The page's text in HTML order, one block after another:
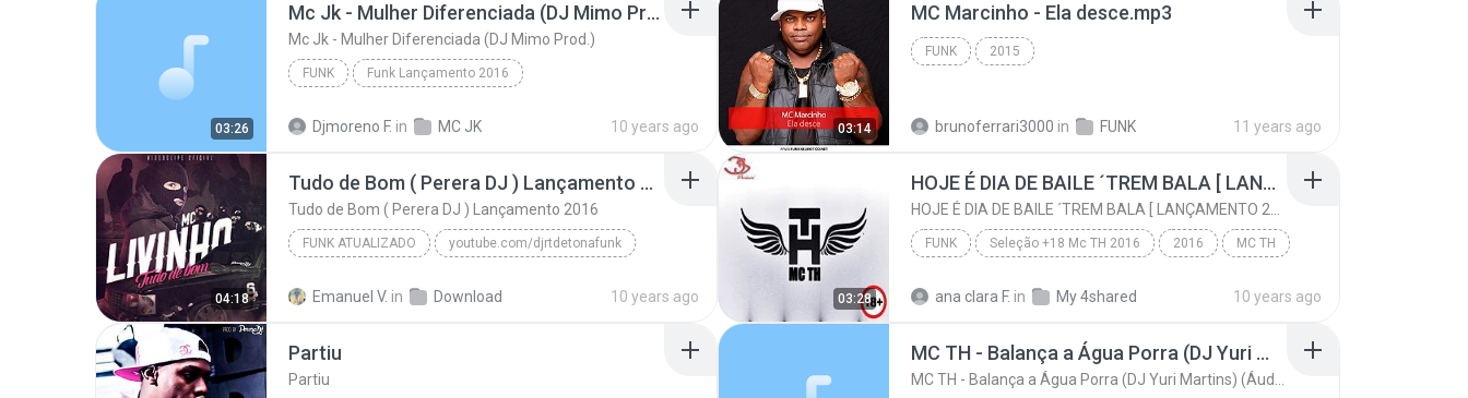
03:26
Mc Jk - Mulher Diferenciada (DJ Mimo Prod.)
Mc Jk - Mulher Diferenciada (DJ Mimo Prod.)
FUNK Funk Lançamento 2016
Djmoreno F. in MC JK 10 years ago 03:14
MC Marcinho - Ela desce.mp3
FUNK 2015
brunoferrari3000 in FUNK 11 years ago
04:18
Tudo de Bom ( Perera DJ ) Lançamento 2016
Tudo de Bom ( Perera DJ ) Lançamento 2016
FUNK ATUALIZADO youtube.com/djrtdetonafunk
Emanuel V. in Download 10 years ago 03:28
HOJE É DIA DE BAILE ´TREM BALA [ LANÇAMENTO 2016 ]
FUNK Seleção +18 Mc TH 2016 2016 MC TH
ana clara F. in My 4shared 10 years ago
Partiu
Partiu
MC TH - Balança a Água Porra (DJ Yuri Martins) (Áudio Oficial) Lançamento 2016